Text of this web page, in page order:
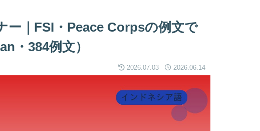
ー｜FSI・Peace Corpsの例文で
・384例文）
2026.07.03 2026.06.14